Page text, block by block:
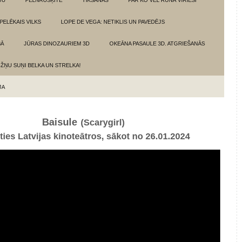
VILKS LOPE DE VEGA: NETIKLIS UN PAVEDĒJS
JŪRAS DINOZAURIEM 3D OKEĀNA PASAULE 3D. ATGRIEŠANĀS
SUŅI BELKA UN STRELKA!
Baisule (Scarygirl)
Latvijas kinoteātros, sākot no 26.01.2024